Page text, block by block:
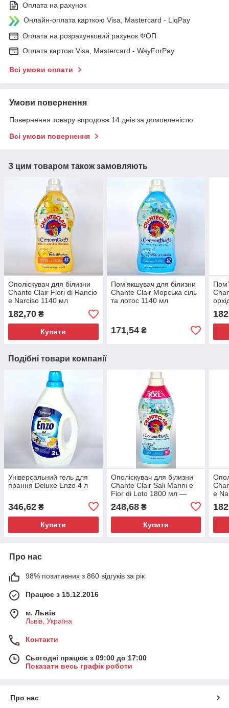
Оплата на рахунок
Онлайн-оплата карткою Visa, Mastercard - LiqPay
Оплата на розрахунковий рахунок ФОП
Оплата картою Visa, Mastercard - WayForPay
Всі умови оплати
Умови повернення
Повернення товару впродовж 14 днів за домовленістю
Всі умови повернення
З цим товаром також замовляють
Ополіскувач для білизни
Chante Clair Fiori di Rancio
e Narciso 1140 мл
182,70 ₴
Купити
Пом’якшувач для білизни
Chante Clair Морська сіль
та лотос 1140 мл
171,54₴
Подібні товари компанії
Універсальний гель для
прання Deluxe Enzo 4 л
346,62 ₴
Купити
Ополіскувач для білизни
Chante Clair Sali Marini e
Fior di Loto 1800 мл —
248,68₴
Купити
e
Про нас
98% позитивних з 860 відгуків за рік
Працює з 15.12.2016
м. Львів
Львів, Україна
Контакти
Сьогодні працює з 09:00 до 17:00
Показати весь графік роботи
Про нас